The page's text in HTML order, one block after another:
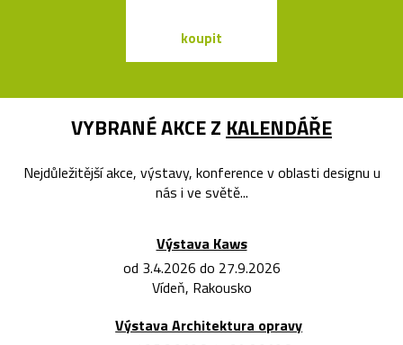
koupit
VYBRANÉ AKCE Z KALENDÁŘE
Nejdůležitější akce, výstavy, konference v oblasti designu u
nás i ve světě...
Výstava Kaws
od 3.4.2026 do 27.9.2026
Vídeň, Rakousko
Výstava Architektura opravy